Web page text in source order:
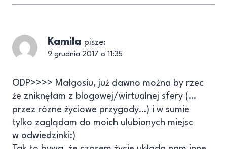
Kamila pisze:
9 grudnia 2017 o 11:35
ODP>>>> Małgosiu, już dawno można by rzec
że zniknęłam z blogowej/wirtualnej sfery (…
przez rózne życiowe przygody…) i w sumie
tylko zaglądam do moich ulubionych miejsc
w odwiedzinki:)